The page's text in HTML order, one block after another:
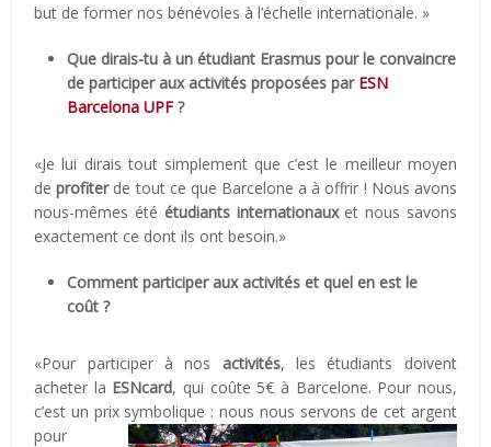
but de former nos bénévoles à l’échelle internationale. »
Que dirais-tu à un étudiant Erasmus pour le convaincre
de participer aux activités proposées par ESN
Barcelona UPF ?
«Je lui dirais tout simplement que c’est le meilleur moyen
deprofiterde tout ce que Barcelone a à offrir ! Nous avons
nous-mêmes été étudiants internationauxet nous savons
exactement ce dont ils ont besoin.»
Comment participer aux activités et quel en est le
coût ?
«Pour participer à nos activités, les étudiants doivent
acheter la ESNcard, qui coûte 5€ à Barcelone. Pour nous,
c’est un prix symbolique : nous nous servons de cet argent
pour